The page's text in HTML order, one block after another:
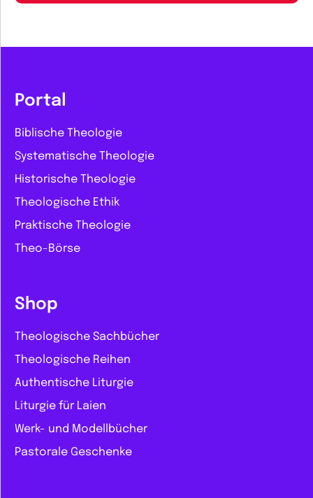
Portal
Biblische Theologie
Systematische Theologie
Historische Theologie
Theologische Ethik
Praktische Theologie
Theo-Börse
Shop
Theologische Sachbücher
Theologische Reihen
Authentische Liturgie
Liturgie für Laien
Werk- und Modellbücher
Pastorale Geschenke